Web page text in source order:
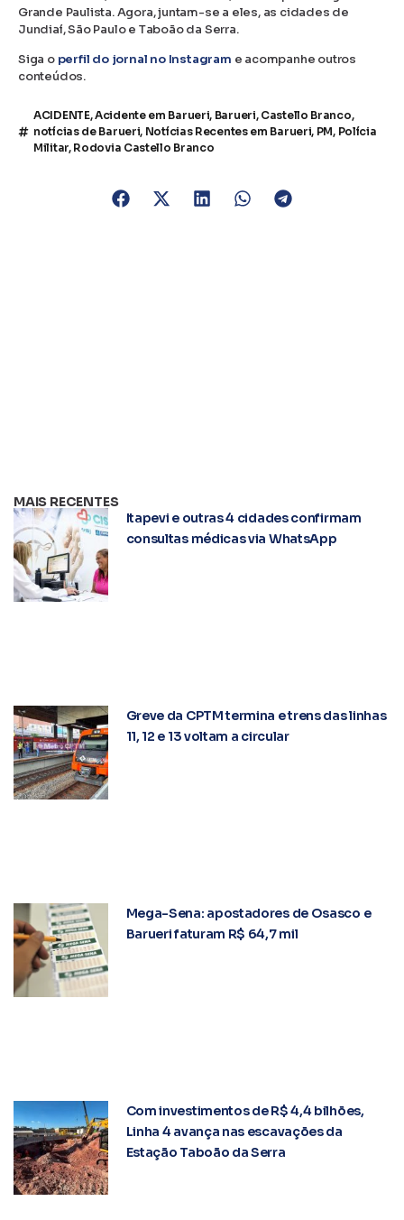
Grande Paulista. Agora, juntam-se a eles, as cidades de
Jundiaí, São Paulo e Taboão da Serra.
Siga o perfil do jornal no Instagram e acompanhe outros
conteúdos.
ACIDENTE,Acidente em Barueri, Barueri, Castello Branco,
notícias de Barueri, Notícias Recentes em Barueri, PM, Polícia
Militar, Rodovia Castello Branco
MAIS RECENTES
Itapevi e outras 4 cidades confirmam
consultas médicas via WhatsApp
Greve da CPTM termina e trens das linhas
11, 12 e 13 voltam a circular
Mega-Sena: apostadores de Osasco e
Barueri faturam R$ 64,7 mil
Com investimentos de R$ 4,4 bilhões,
Linha 4 avança nas escavações da
Estação Taboão da Serra